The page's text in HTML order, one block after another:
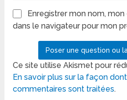
Enregistrer mon nom,
dans le navigateur pour mon
Ce site utilise Akismet pour
En savoir plus sur la façon
commentaires sont traitées.